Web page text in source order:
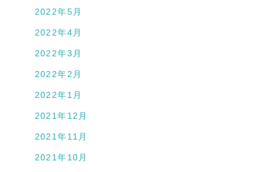
2022年5月
2022年4月
2022年3月
2022年2月
2022年1月
2021年12月
2021年11月
2021年10月